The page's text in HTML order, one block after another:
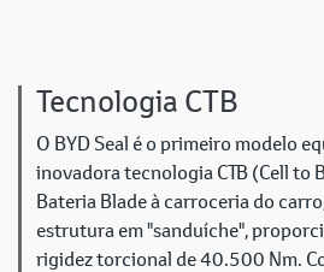
Tecnologia CTB
O BYD Seal é o primeiro modelo
inovadora tecnologia СТВ (Cell to
Bateria Blade à carroceria do
estrutura em "sanduíche",
rigidez torcional de 40.500 Nm.